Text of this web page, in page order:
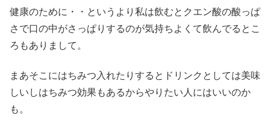
健康のために・・というより私は飲むとクエン酸の酸っぱ
さで口の中がさっぱりするのが気持ちよくて飲んでるとこ
ろもありまして。
まあそこにはちみつ入れたりするとドリンクとしては美味
しいしはちみつ効果もあるからやりたい人にはいいのか
も。